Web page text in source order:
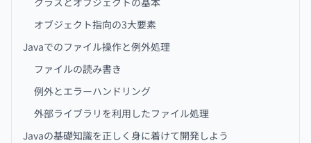
オブジェクト指向の3大要素
Javaでのファイル操作と例外処理
ファイルの読み書き
例外とエラーハンドリング
外部ライブラリを利用したファイル処理
Javaの基礎知識を正しく身に着けて開発しよう